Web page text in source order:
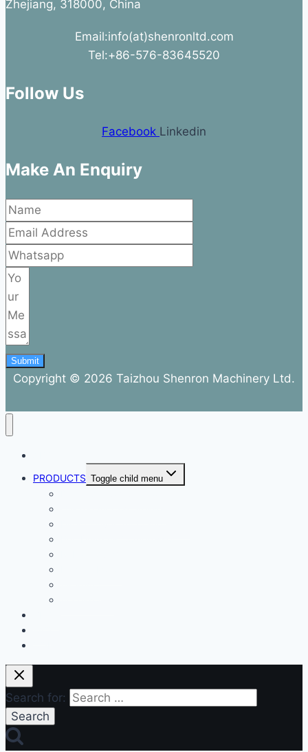
Zhejiang, 318000, China
Email:info(at)shenronltd.com
Tel:+86-576-83645520
Follow Us
Facebook Linkedin
Make An Enquiry
Submit
Copyright © 2026 Taizhou Shenron Machinery Ltd.
PRODUCTS Toggle child menu
Search for: